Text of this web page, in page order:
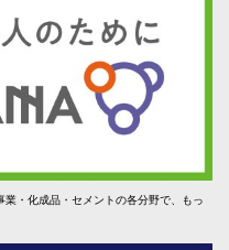
業・化成品・セメントの各分野で、もっ